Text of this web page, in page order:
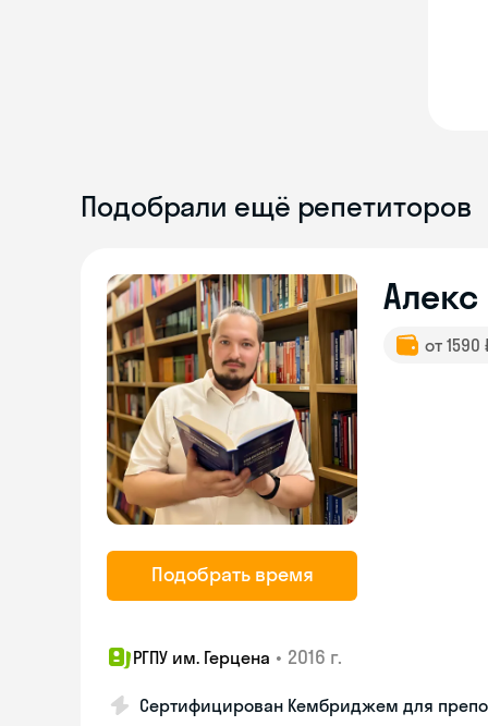
Подобрали ещё репетиторов
Подобрать время
Алекс
от
РГПУ им. Герцена • 2016 г.
Сертифицирован Кембриджем для